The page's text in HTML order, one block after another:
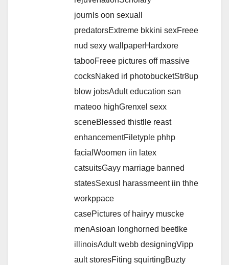
journls oon sexuall
predatorsExtreme bkkini sexFreee
nud sexy wallpaperHardxore
tabooFreee pictures off massive
cocksNaked irl photobucketStr8up
blow jobsAdult education san
mateoo highGrenxel sexx
sceneBlessed thistlle reast
enhancementFiletyple phhp
facialWoomen iin latex
catsuitsGayy marriage banned
statesSexusl harassmeent iin thhe
workppace
casePictures of hairyy muscke
menAsioan longhorned beetlke
illinoisAdult webb designingVipp
ault storesFiting squirtingBuzty